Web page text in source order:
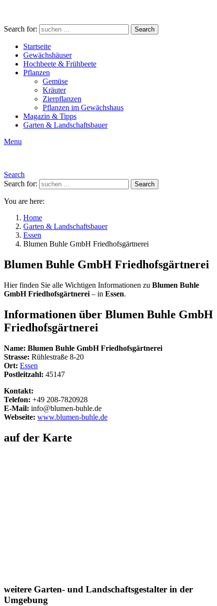
Search for: Search
Startseite
Gewächshäuser
Hochbeete & Frühbeete
Pflanzen
Gemüse
Kräuter
Zierpflanzen
Pflanzen im Gewächshaus
Magazin & Tipps
Garten & Landschaftsbauer
Menu
Search
Search for:
Search
You are here:
Home
Garten & Landschaftsbauer
Essen
Blumen Buhle GmbH Friedhofsgärtnerei
Blumen Buhle GmbH Friedhofsgärtnerei
Hier finden Sie alle Wichtigen Informationen zu Blumen Buhle
GmbH Friedhofsgärtnerei – in Essen.
Informationen über Blumen Buhle GmbH
Friedhofsgärtnerei
Name: Blumen Buhle GmbH Friedhofsgärtnerei
Strasse: Rühlestraße 8-20
Ort: Essen
Postleitzahl: 45147
Kontakt:
Telefon: +49 208-7820928
E-Mail: info@blumen-buhle.de
Webseite: www.blumen-buhle.de
auf der Karte
weitere Garten- und Landschaftsgestalter in der
Umgebung